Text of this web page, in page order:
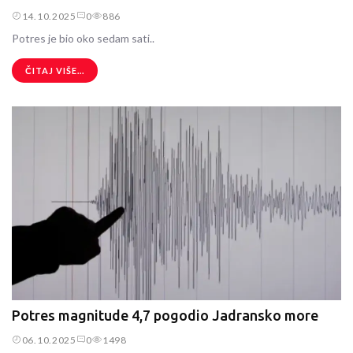
14.10.2025 0 886
Potres je bio oko sedam sati..
ČITAJ VIŠE...
Potres magnitude 4,7 pogodio Jadransko more
06.10.2025 0 1498